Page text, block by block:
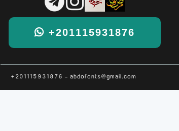
+201115931876
+201115931876 - abdofonts@gmail.com